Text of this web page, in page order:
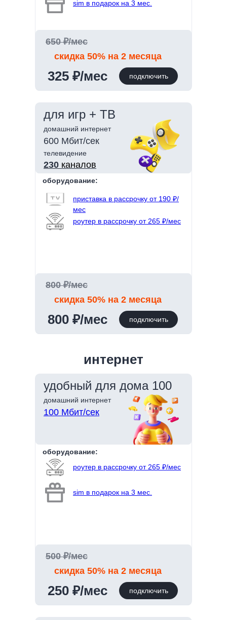
325 ₽/мес
650 ₽/мес
скидка 50% на 2 месяца
sim в подарок на 3 мес.
подключить
домашний интернет
телевидение
600 Мбит/сек
230 каналов
800 ₽/мес
800 ₽/мес
скидка 50% на 2 месяца
приставка в рассрочку от 190 ₽/
мес
роутер в рассрочку от 265 ₽/мес
оборудование:
подключить
для игр + ТВ
интернет
удобный для дома 100
домашний интернет
100 Мбит/сек
250 ₽/мес
500 ₽/мес
скидка 50% на 2 месяца
роутер в рассрочку от 265 ₽/мес
sim в подарок на 3 мес.
оборудование:
подключить